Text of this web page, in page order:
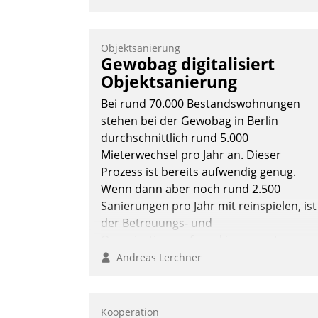
Objektsanierung
Gewobag digitalisiert
Objektsanierung
Bei rund 70.000 Bestandswohnungen
stehen bei der Gewobag in Berlin
durchschnittlich rund 5.000
Mieterwechsel pro Jahr an. Dieser
Prozess ist bereits aufwendig genug.
Wenn dann aber noch rund 2.500
Sanierungen pro Jahr mit reinspielen, ist
der Betreuungs- und
Rahmen ihrer Digitalisierungsstrategie
gemeinsam mit der Berliner Datatrain
Andreas Lerchner
Kooperation